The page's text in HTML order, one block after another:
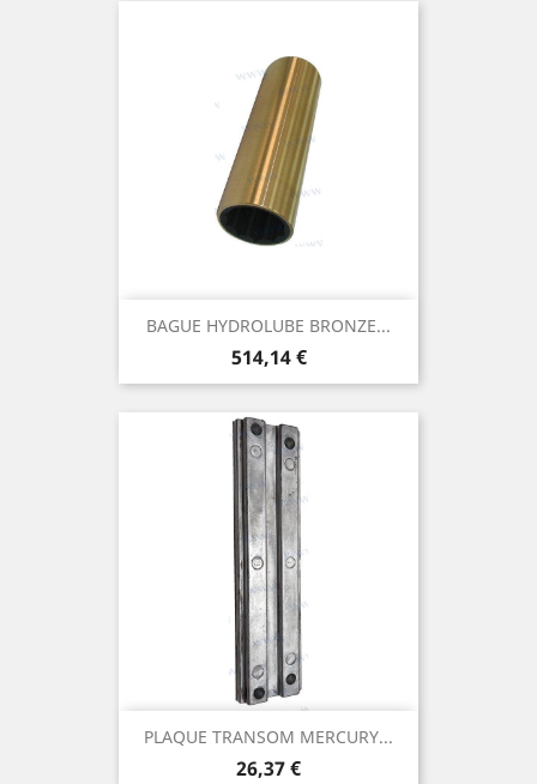
BAGUE HYDROLUBE BRONZE...
Prix
514,14 €
PLAQUE TRANSOM MERCURY...
Prix
26,37 €